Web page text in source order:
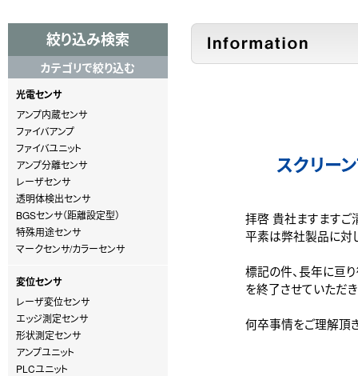
絞り込み検索
カテゴリで絞り込む
光電センサ
アンプ内蔵センサ
ファイバアンプ
ファイバユニット
アンプ分離センサ
レーザセンサ
透明体検出センサ
BGSセンサ（距離設定型）
特殊用途センサ
マークセンサ/カラーセンサ
変位センサ
レーザ変位センサ
エッジ測定センサ
形状測定センサ
アンプユニット
PLCユニット
スクリー
拝啓 貴社ますますご
平素は弊社製品に対
標記の件、長年に亘
を終了させていただき
何卒事情をご理解頂